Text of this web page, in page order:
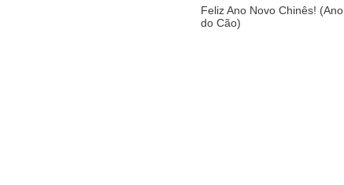
Feliz Ano Novo Chinês! (Ano
do Cão)